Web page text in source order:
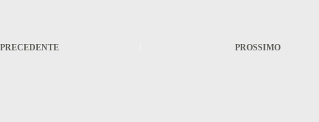
PRECEDENTE PROSSIMO